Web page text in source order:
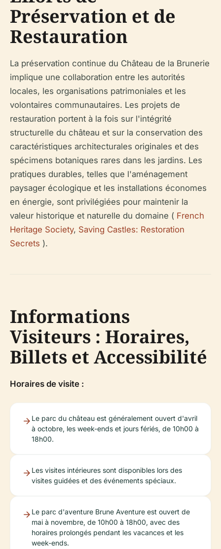
Préservation et de
Restauration
La préservation continue du Château de la Brunerie
implique une collaboration entre les autorités
locales, les organisations patrimoniales et les
volontaires communautaires. Les projets de
restauration portent à la fois sur l'intégrité
structurelle du château et sur la conservation des
caractéristiques architecturales originales et des
spécimens botaniques rares dans les jardins. Les
pratiques durables, telles que l'aménagement
paysager écologique et les installations économes
en énergie, sont privilégiées pour maintenir la
valeur historique et naturelle du domaine ( French
Heritage Society, Saving Castles: Restoration
Secrets ).
Informations
Visiteurs : Horaires,
Billets et Accessibilité
Horaires de visite :
Le parc du château est généralement ouvert d'avril
à octobre, les week-ends et jours fériés, de 10h00 à
18h00.
Les visites intérieures sont disponibles lors des
visites guidées et des événements spéciaux.
Le parc d'aventure Brune Aventure est ouvert de
mai à novembre, de 10h00 à 18h00, avec des
horaires prolongés pendant les vacances et les
week-ends.